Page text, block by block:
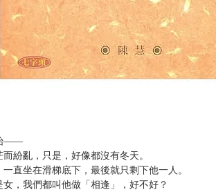
——
紛亂，只是，好像都沒有冬天。
直坐在滑梯底下，最後就只剩下他一人。
，我們都叫他做「相逢」，好不好？